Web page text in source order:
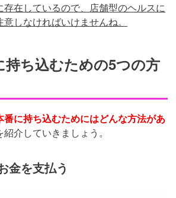
存在しているので、店舗型のヘルスに
しなければいけませんね。
持ち込むための5つの方
番に持ち込むためにはどんな方法があ
介していきましょう。
金を支払う